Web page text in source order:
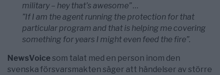
military – hey that’s awesome” …
”If I am the agent running the protection for that
particular program and that is helping me covering
something for years I might even feed the fire”.
NewsVoicesom talat med en person inom den
svenska försvarsmakten säger att händelser av större